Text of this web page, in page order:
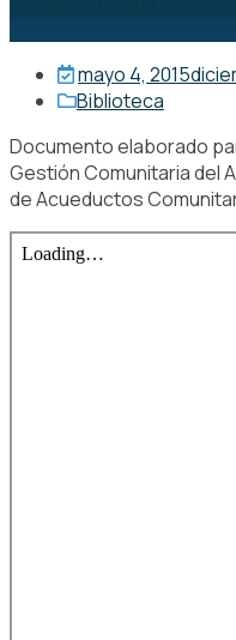
mayo 4, 2015
Biblioteca
Documento elaborado
Gestión Comunitaria del
de Acueductos